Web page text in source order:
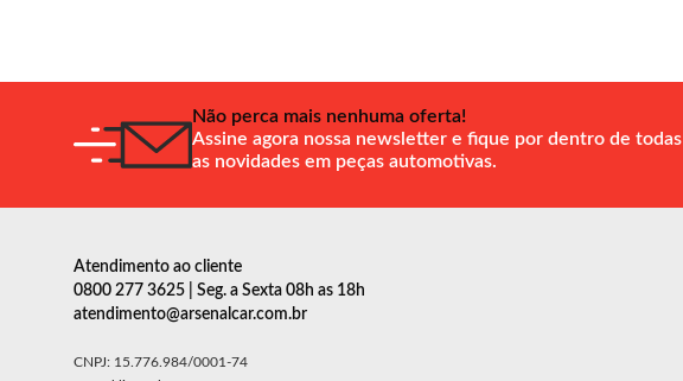
Não perca mais nenhuma oferta!
Assine agora nossa newsletter e fique por dentro de todas
as novidades em peças automotivas.
Atendimento ao cliente
0800 277 3625 | Seg. a Sexta 08h as 18h
atendimento@arsenalcar.com.br
CNPJ: 15.776.984/0001-74